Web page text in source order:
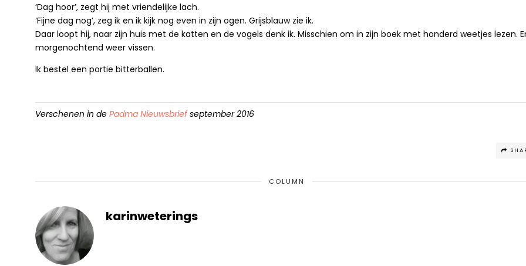
‘Dag hoor’, zegt hij met vriendelijke lach.
‘Fijne dag nog’, zeg ik en ik kijk nog even in zijn ogen. Grijsblauw zie ik.
Daar loopt hij, naar zijn huis met de katten en de vogels denk ik. Misschien om in zijn boek met honderd weetjes lezen.
morgenochtend weer vissen.
Ik bestel een portie bitterballen.
Verschenen in de Padma Nieuwsbriefseptember 2016
COLUMN
karinweterings